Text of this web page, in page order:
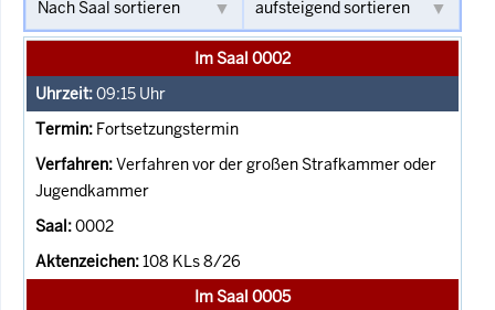
Im Saal 0002
09:15 Uhr
Fortsetzungstermin
Verfahren vor der großen Strafkammer oder
Jugendkammer
0002
108 KLs 8/26
Im Saal 0005